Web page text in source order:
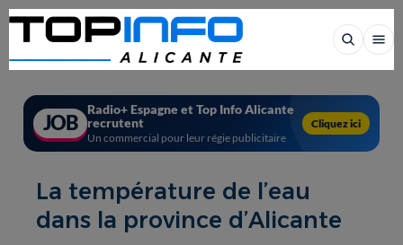
JOB
Radio+ Espagne et Top Info Alicante
recrutent
Un commercial pour leur régie publicitaire
Cliquez ici
La température de l’eau
dans la province d’Alicante